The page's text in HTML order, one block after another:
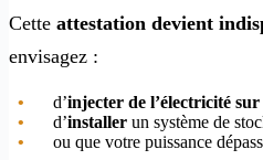
Cette attestation devient
envisagez :
d’injecter de l’électricité sur
d’installer un système de
ou que votre puissance